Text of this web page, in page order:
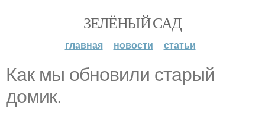
ЗЕЛЁНЫЙ САД
главная новости статьи
Как мы обновили старый
домик.